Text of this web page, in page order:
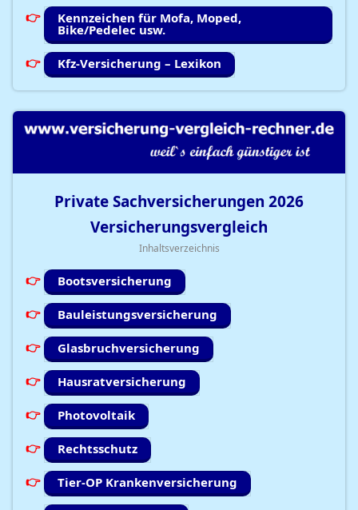
Kennzeichen für Mofa, Moped,
Bike/Pedelec usw.
Kfz-Versicherung – Lexikon
Private Sachversicherungen 2026
Versicherungsvergleich
Inhaltsverzeichnis
Bootsversicherung
Bauleistungsversicherung
Glasbruchversicherung
Hausratversicherung
Photovoltaik
Rechtsschutz
Tier-OP Krankenversicherung